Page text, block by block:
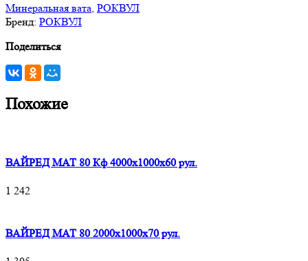
Минеральная вата, РОКВУЛ
Бренд: РОКВУЛ
Поделиться
Похожие
ВАЙРЕД МАТ 80 Кф 4000x1000x60 рул.
1 242
ВАЙРЕД МАТ 80 2000x1000x70 рул.